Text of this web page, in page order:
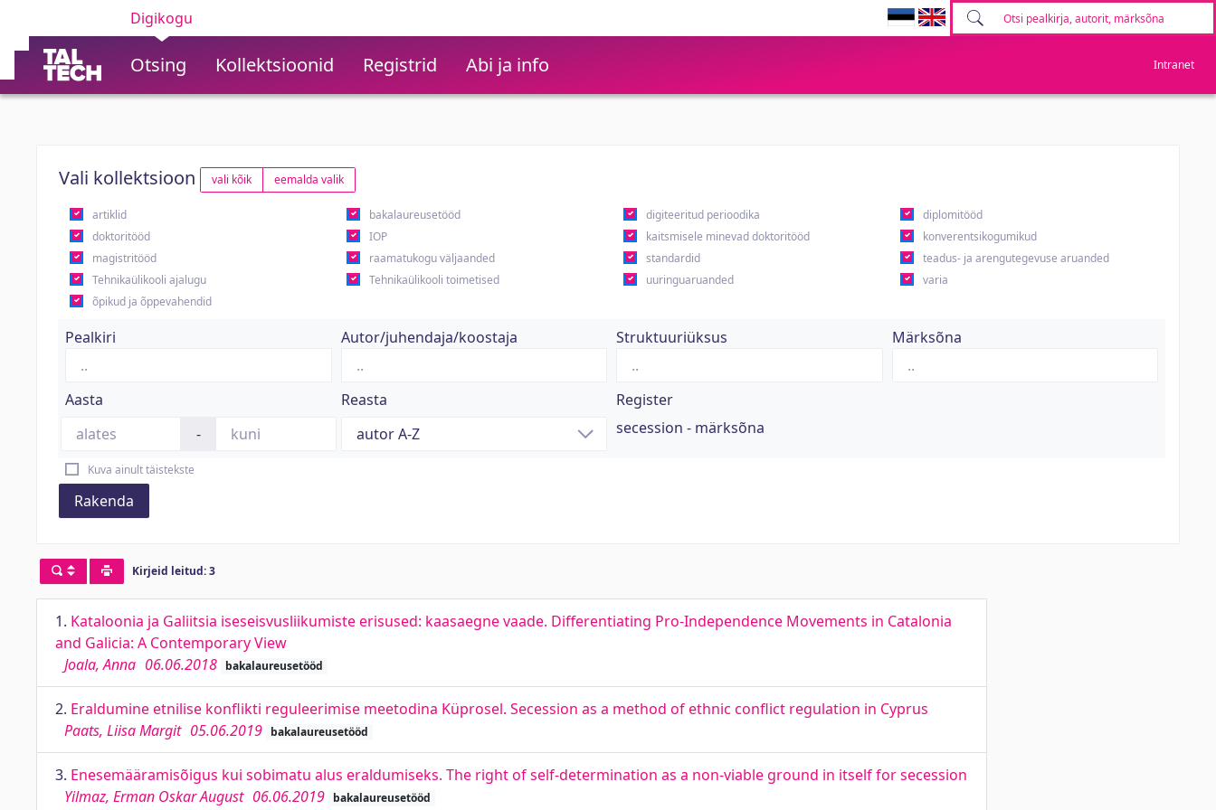
Digikogu
Otsing Kollektsioonid Registrid Abi ja info Intranet
Vali kollektsioon vali kõik eemalda valik
artiklid bakalaureusetööd digiteeritud perioodika
diplomitööd
doktoritööd
IOP kaitsmisele minevad doktoritööd
konverentsikogumikud
magistritööd
raamatukogu väljaanded standardid
teadus- ja arengutegevuse aruanded
Tehnikaülikooli ajalugu
Tehnikaülikooli toimetised uuringuaruanded
varia
õpikud ja õppevahendid
Pealkiri Autor/juhendaja/koostaja Struktuuriüksus Märksõna
Aasta
-
Reasta
Register
secession - märksõna
Kuva ainult täistekste
Rakenda
Kirjeid leitud: 3
1. Kataloonia ja Galiitsia iseseisvusliikumiste erisused: kaasaegne vaade. Differentiating Pro-Independence Movements in Catalonia
and Galicia: A Contemporary View
Joala, Anna 06.06.2018 bakalaureusetööd
2. Eraldumine etnilise konflikti reguleerimise meetodina Küprosel. Secession as a method of ethnic conflict regulation in Cyprus
Paats, Liisa Margit 05.06.2019 bakalaureusetööd
3. Enesemääramisõigus kui sobimatu alus eraldumiseks. The right of self-determination as a non-viable ground in itself for secession
Yilmaz, Erman Oskar August 06.06.2019 bakalaureusetööd